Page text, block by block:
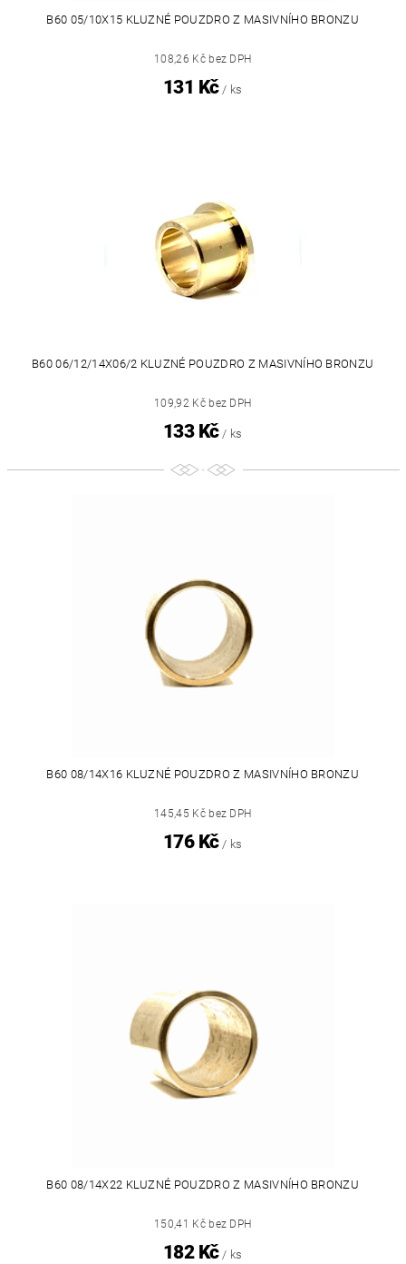
B60 05/10X15 KLUZNÉ POUZDRO Z MASIVNÍHO BRONZU
108,26 Kč bez DPH
131 Kč / ks
B60 06/12/14X06/2 KLUZNÉ POUZDRO Z MASIVNÍHO BRONZU
109,92 Kč bez DPH
133 Kč / ks
B60 08/14X16 KLUZNÉ POUZDRO Z MASIVNÍHO BRONZU
145,45 Kč bez DPH
176 Kč / ks
B60 08/14X22 KLUZNÉ POUZDRO Z MASIVNÍHO BRONZU
150,41 Kč bez DPH
182 Kč / ks